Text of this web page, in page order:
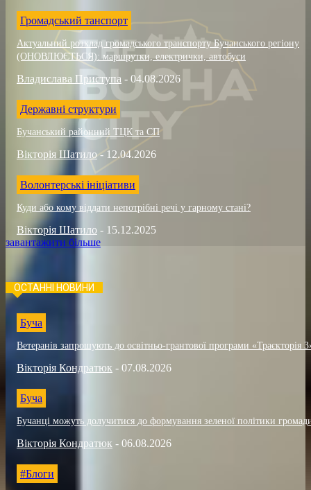
Громадський танспорт
Актуальний розклад громадського транспорту Бучанського регіону
(ОНОВЛЮЄТЬСЯ): маршрутки, електрички, автобуси
Владислава Приступа - 04.08.2026
Державні структури
Бучанський районний ТЦК та СП
Вікторія Шатило - 12.04.2026
Волонтерські ініціативи
Куди або кому віддати непотрібні речі у гарному стані?
Вікторія Шатило - 15.12.2025
завантажити більше
ОСТАННІ НОВИНИ
Буча
Ветеранів запрошують до освітньо-грантової програми «Траєкторія
Вікторія Кондратюк - 07.08.2026
Буча
Бучанці можуть долучитися до формування зеленої політики
Вікторія Кондратюк - 06.08.2026
#Блоги